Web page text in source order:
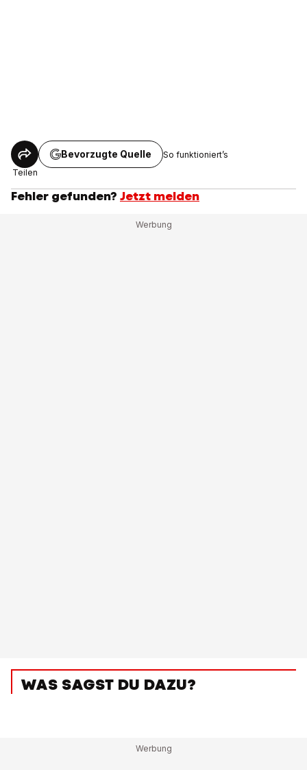
Teilen
Bevorzugte Quelle So funktioniert’s
Fehler gefunden? Jetzt melden
WAS SAGST DU DAZU?